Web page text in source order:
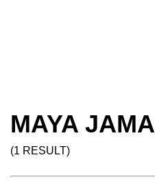
MAYA JAMA
(1 RESULT)